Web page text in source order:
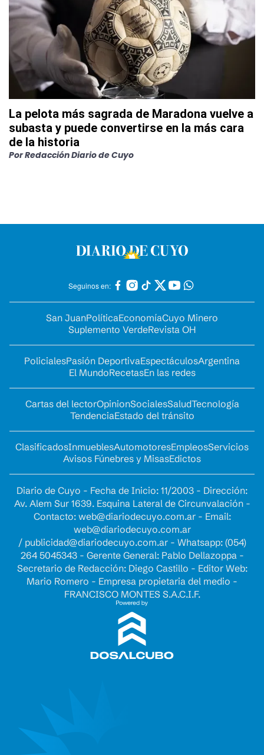
La pelota más sagrada de Maradona vuelve a
subasta y puede convertirse en la más cara
de la historia
PorRedacción Diario de Cuyo
Seguinos en:
San JuanPolíticaEconomíaCuyo Minero
Suplemento VerdeRevista OH
PolicialesPasión DeportivaEspectáculosArgentina
El MundoRecetasEn las redes
Cartas del lectorOpinionSocialesSaludTecnología
TendenciaEstado del tránsito
ClasificadosInmueblesAutomotoresEmpleosServicios
Avisos Fúnebres y MisasEdictos
Diario de Cuyo - Fecha de Inicio: 11/2003 - Dirección:
Av. Alem Sur 1639. Esquina Lateral de Circunvalación -
Contacto: web@diariodecuyo.com.ar- Email:
web@diariodecuyo.com.ar
/ publicidad@diariodecuyo.com.ar- Whatsapp: (054)
264 5045343 - Gerente General: Pablo Dellazoppa -
Secretario de Redacción: Diego Castillo - Editor Web:
Mario Romero - Empresa propietaria del medio -
FRANCISCO MONTES S.A.C.I.F.